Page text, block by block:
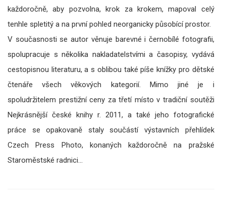
každoročně, aby pozvolna, krok za krokem, mapoval celý
tenhle spletitý a na první pohled neorganicky působící prostor.
V současnosti se autor věnuje barevné i černobílé fotografii,
spolupracuje s několika nakladatelstvími a časopisy, vydává
cestopisnou literaturu, a s oblibou také píše knížky pro dětské
čtenáře všech věkových kategorií. Mimo jiné je i
spoludržitelem prestižní ceny za třetí místo v tradiční soutěži
Nejkrásnější české knihy r. 2011, a také jeho fotografické
práce se opakovaně staly součástí výstavních přehlídek
Czech Press Photo, konaných každoročně na pražské
Staroměstské radnici…